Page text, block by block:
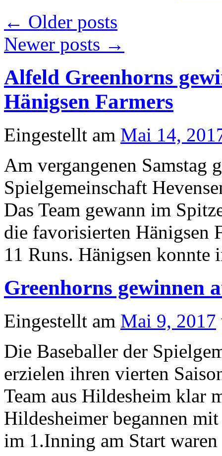
← Older posts
Newer posts →
Alfeld Greenhorns
Hänigsen Farmers
Eingestellt am Mai 14,
Am vergangenen Samstag
Spielgemeinschaft
Das Team gewann im
die favorisierten Hänigsen
11 Runs. Hänigsen
Greenhorns gewinnen
Eingestellt am Mai 9, 2017
Die Baseballer der
erzielen ihren vierten
Team aus Hildesheim klar
Hildesheimer begannen
im 1.Inning am Start